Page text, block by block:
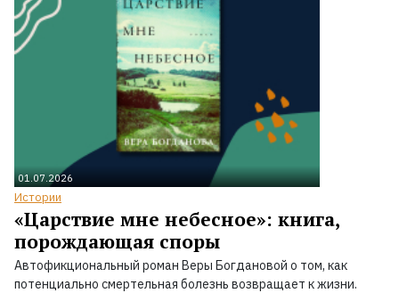
01.07.2026
Истории
«Царствие мне небесное»: книга,
порождающая споры
Автофикциональный роман Веры Богдановой о том, как
потенциально смертельная болезнь возвращает к жизни.